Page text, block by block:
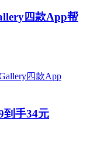
四款App帮
到手34元